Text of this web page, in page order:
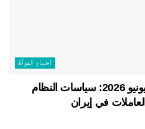
اخبار المرأة
التقرير الشهري – حزيران/ يونيو 2026: سياسات النظام
في إيران